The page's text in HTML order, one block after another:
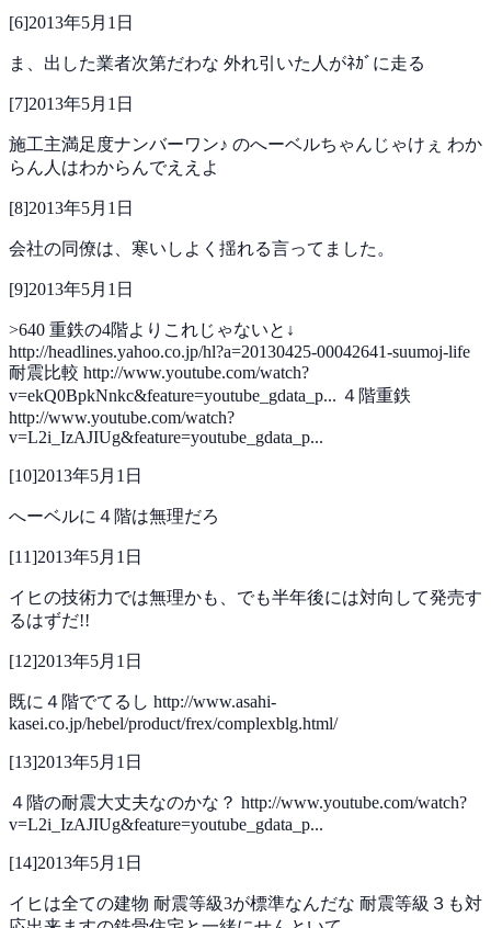
[6]2013年5月1日
ま、出した業者次第だわな 外れ引いた人がﾈｶﾞに走る
[7]2013年5月1日
施工主満足度ナンバーワン♪ のへーベルちゃんじゃけぇ わか
らん人はわからんでええよ
[8]2013年5月1日
会社の同僚は、寒いしよく揺れる言ってました。
[9]2013年5月1日
>640 重鉄の4階よりこれじゃないと↓
http://headlines.yahoo.co.jp/hl?a=20130425-00042641-suumoj-life
耐震比較 http://www.youtube.com/watch?
v=ekQ0BpkNnkc&feature=youtube_gdata_p... ４階重鉄
http://www.youtube.com/watch?
v=L2i_IzAJIUg&feature=youtube_gdata_p...
[10]2013年5月1日
へーベルに４階は無理だろ
[11]2013年5月1日
イヒの技術力では無理かも、でも半年後には対向して発売す
るはずだ!!
[12]2013年5月1日
既に４階でてるし http://www.asahi-
kasei.co.jp/hebel/product/frex/complexblg.html/
[13]2013年5月1日
４階の耐震大丈夫なのかな？ http://www.youtube.com/watch?
v=L2i_IzAJIUg&feature=youtube_gdata_p...
[14]2013年5月1日
イヒは全ての建物 耐震等級3が標準なんだな 耐震等級３も対